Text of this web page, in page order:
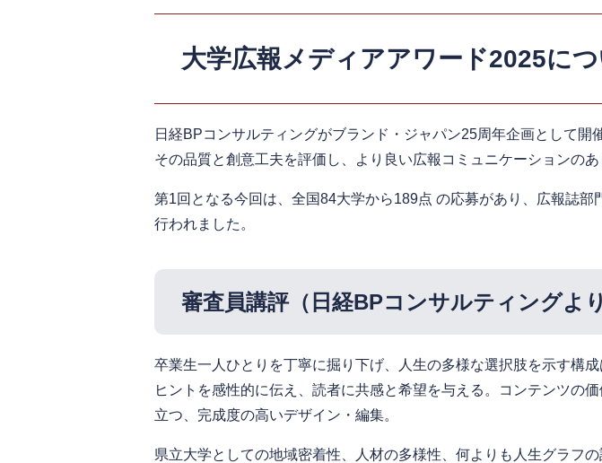
大学広報メディアアワード2025に
日経BPコンサルティングがブランド・ジャパン25周年企画として
その品質と創意工夫を評価し、より良い広報コミュニケーションの
第1回となる今回は、全国84大学から189点 の応募があり、広報誌
行われました。
審査員講評（日経BPコンサルティングより
卒業生一人ひとりを丁寧に掘り下げ、人生の多様な選択肢を示す構
ヒントを感性的に伝え、読者に共感と希望を与える。コンテンツの
立つ、完成度の高いデザイン・編集。
県立大学としての地域密着性、人材の多様性、何よりも人生グラフ